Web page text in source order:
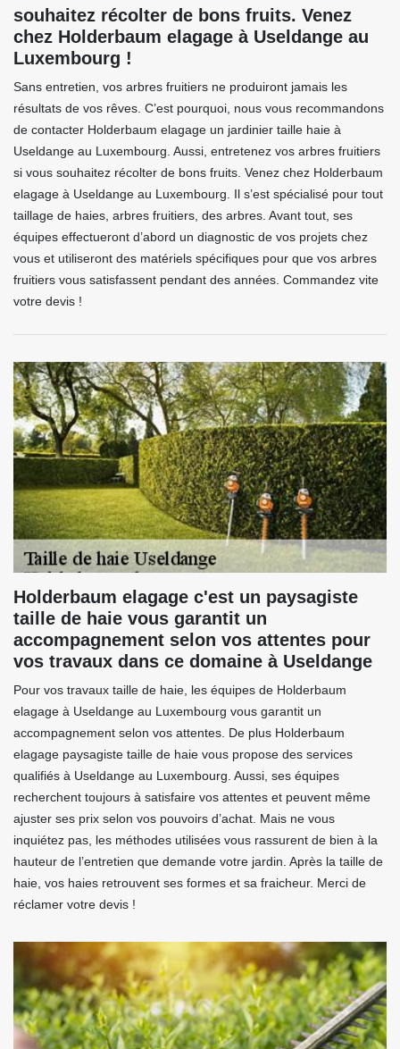
souhaitez récolter de bons fruits. Venez
chez Holderbaum elagage à Useldange au
Luxembourg !
Sans entretien, vos arbres fruitiers ne produiront jamais les
résultats de vos rêves. C’est pourquoi, nous vous recommandons
de contacter Holderbaum elagage un jardinier taille haie à
Useldange au Luxembourg. Aussi, entretenez vos arbres fruitiers
si vous souhaitez récolter de bons fruits. Venez chez Holderbaum
elagage à Useldange au Luxembourg. Il s’est spécialisé pour tout
taillage de haies, arbres fruitiers, des arbres. Avant tout, ses
équipes effectueront d’abord un diagnostic de vos projets chez
vous et utiliseront des matériels spécifiques pour que vos arbres
fruitiers vous satisfassent pendant des années. Commandez vite
votre devis !
Holderbaum elagage c'est un paysagiste
taille de haie vous garantit un
accompagnement selon vos attentes pour
vos travaux dans ce domaine à Useldange
Pour vos travaux taille de haie, les équipes de Holderbaum
elagage à Useldange au Luxembourg vous garantit un
accompagnement selon vos attentes. De plus Holderbaum
elagage paysagiste taille de haie vous propose des services
qualifiés à Useldange au Luxembourg. Aussi, ses équipes
recherchent toujours à satisfaire vos attentes et peuvent même
ajuster ses prix selon vos pouvoirs d’achat. Mais ne vous
inquiétez pas, les méthodes utilisées vous rassurent de bien à la
hauteur de l’entretien que demande votre jardin. Après la taille de
haie, vos haies retrouvent ses formes et sa fraicheur. Merci de
réclamer votre devis !